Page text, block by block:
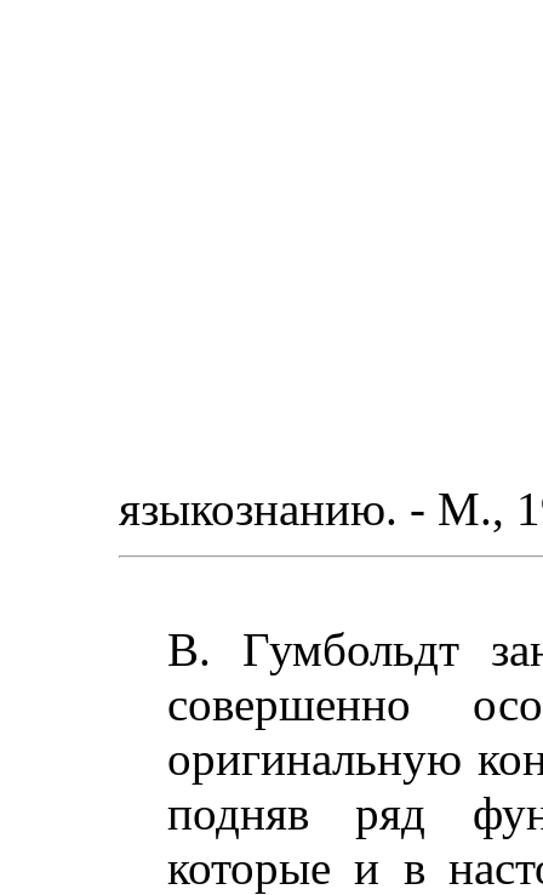
языкознанию. - М.,
В. Гумбольдт
совершенно
оригинальную
подняв ряд
которые и в